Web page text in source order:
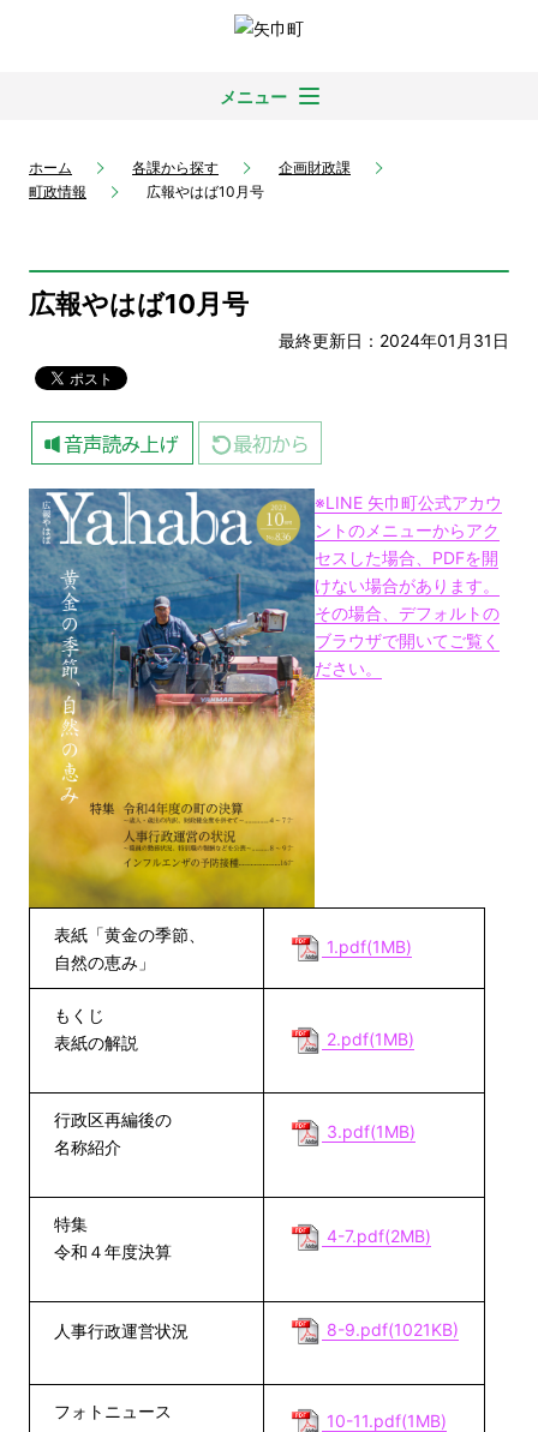
メニュー
ホーム 各課から探す
企画財政課
町政情報
広報やはば10月号
広報やはば10月号
最終更新日：2024年01月31日
※LINE 矢巾町公式アカウ
ントのメニューからアク
セスした場合、PDFを開
けない場合があります。
その場合、デフォルトの
ブラウザで開いてご覧く
ださい。
表紙「黄金の季節、
自然の恵み」
1.pdf(1MB)
もくじ
表紙の解説
2.pdf(1MB)
行政区再編後の
名称紹介
3.pdf(1MB)
特集
令和４年度決算
4-7.pdf(2MB)
人事行政運営状況 8-9.pdf(1021KB)
フォトニュース 10-11.pdf(1MB)